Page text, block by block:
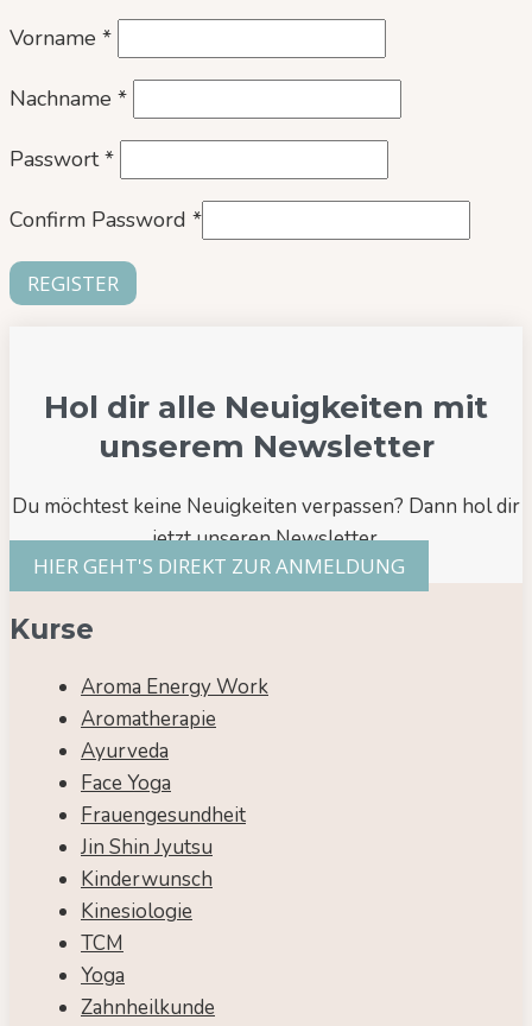
Vorname *
Nachname *
Passwort*
Confirm Password *
Hol dir alle Neuigkeiten mit
unserem Newsletter
Du möchtest keine Neuigkeiten verpassen? Dann hol dir
jetzt unseren Newsletter.
HIER GEHT'S DIREKT ZUR ANMELDUNG
Kurse
Aroma Energy Work
Aromatherapie
Ayurveda
Face Yoga
Frauengesundheit
Jin Shin Jyutsu
Kinderwunsch
Kinesiologie
TCM
Yoga
Zahnheilkunde